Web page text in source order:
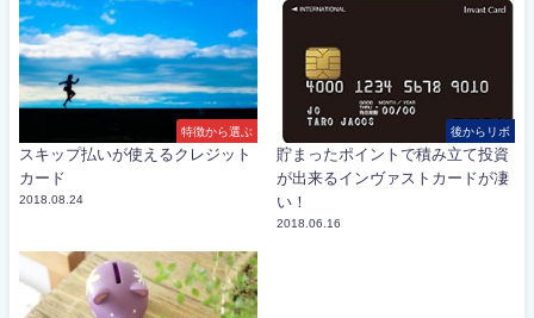
特徴から選ぶ
スキップ払いが使えるクレジット
カード
2018.08.24
後からリボ
貯まったポイントで積み立て投資
が出来るインヴァストカードが凄
い！
2018.06.16